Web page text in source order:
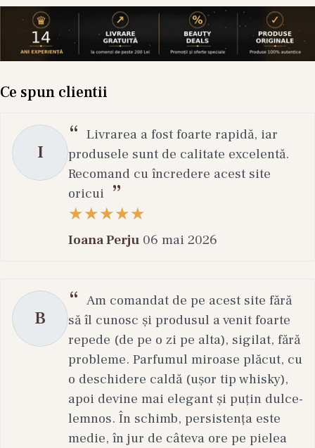
Ce spun clientii
I
Livrarea a fost foarte rapidă, iar
produsele sunt de calitate excelentă.
Recomand cu încredere acest site
oricui
Ioana Perju 06 mai 2026
B
Am comandat de pe acest site fără
să îl cunosc și produsul a venit foarte
repede (de pe o zi pe alta), sigilat, fără
probleme. Parfumul miroase plăcut, cu
o deschidere caldă (ușor tip whisky),
apoi devine mai elegant și puțin dulce-
lemnos. În schimb, persistența este
medie, în jur de câteva ore pe pielea